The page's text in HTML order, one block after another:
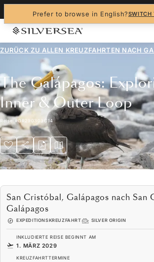
Prefer to browse in English?SWITCH
ZURÜCK ZU ALLEN KREUZFAHRTEN NACH
The Galápagos:
Inner & Outer Loop
Reise #OR290303C14
San Cristóbal, Galápagos nach San
Galápagos
EXPEDITIONSKREUZFAHRT SILVER ORIGIN
INKLUDIERTE REISE BEGINNT AM
1. MÄRZ 2029
KREUZFAHRTTERMINE